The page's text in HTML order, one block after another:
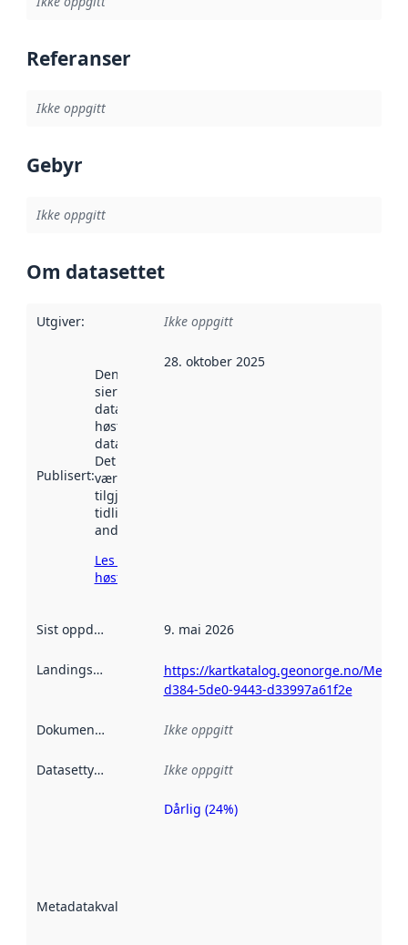
Referanser
Ikke oppgitt
Gebyr
Ikke oppgitt
Om datasettet
Utgiver: Ikke oppgitt
Publisert:
Denne datoen
sier når
datasettet ble
høstet av
data.norge.no.
Det kan ha
vært
tilgjengelig
tidligere
andre steder.
Les mer om
høsting her
28. oktober 2025
Sist oppdatert 9. mai 2026
Landingsside
https://kartkatalog.geonorge.no/
d384-5de0-9443-d33997a61f2e
Dokumentasjon Ikke oppgitt
Datasettype Ikke oppgitt
Metadatakvalitet
Metadatakvalitet
Dårlig (24%)